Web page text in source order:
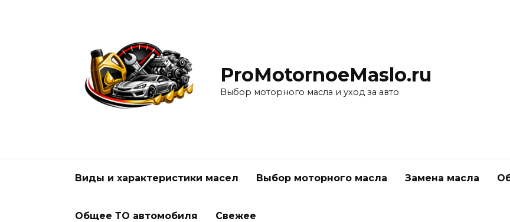
ProMotornoeMaslo.ru
Выбор моторного масла и уход за авто
Виды и характеристики масел Выбор моторного масла Замена масла
Общее ТО автомобиля Свежее